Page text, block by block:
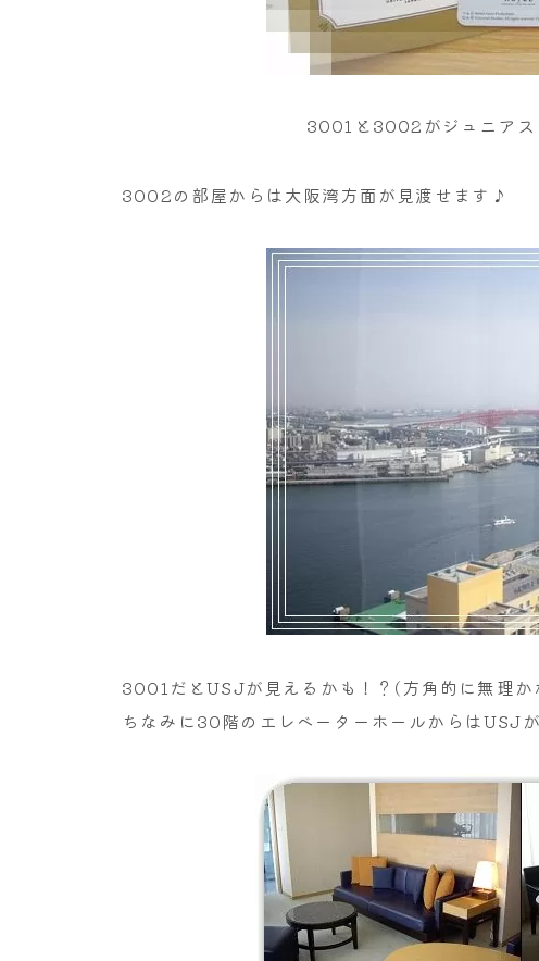
3001と3002がジュニアス
3002の部屋からは大阪湾方面が見渡せます♪
3001だとUSJが見えるかも！？(方角的に無理か
ちなみに30階のエレベーターホールからはUSJ